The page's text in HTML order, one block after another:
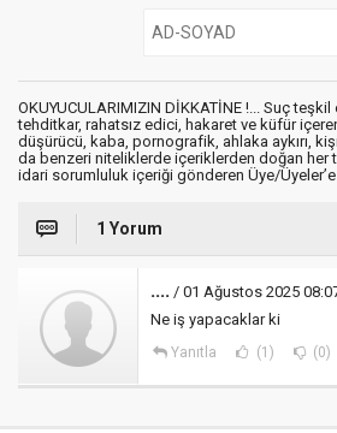
OKUYUCULARIMIZIN DİKKATİNE !... Suç teşkil
tehditkar, rahatsız edici, hakaret ve küfür
düşürücü, kaba, pornografik, ahlaka aykırı,
da benzeri niteliklerde içeriklerden doğan her
idari sorumluluk içeriği gönderen Üye/Üyeler’e
1 Yorum
.... / 01 Ağustos 2025
Ne iş yapacaklar ki
Yanıtla (1) (0)